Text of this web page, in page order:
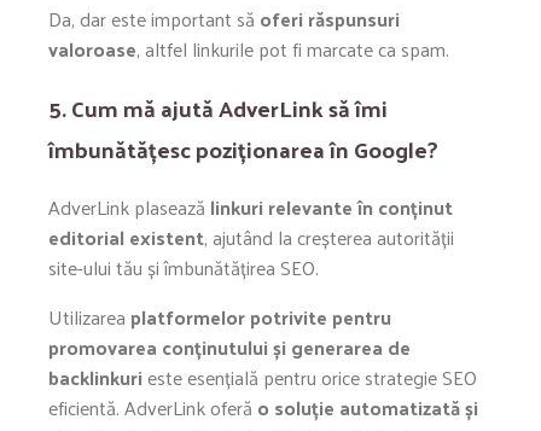
Da, dar este important să oferi răspunsuri
valoroase, altfel linkurile pot fi marcate ca spam.
5. Cum mă ajută AdverLink să îmi
îmbunătățesc poziționarea în Google?
AdverLink plasează linkuri relevante în conținut
editorial existent, ajutând la creșterea autorității
site-ului tău și îmbunătățirea SEO.
Utilizarea platformelor potrivite pentru
promovarea conținutului și generarea de
backlinkuri este esențială pentru orice strategie SEO
eficientă. AdverLink oferă o soluție automatizată și